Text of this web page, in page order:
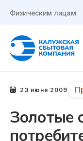
Физическим лицам
23 июня 2009
Золотые